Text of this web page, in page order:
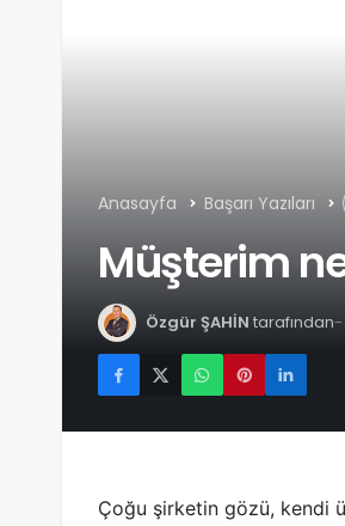
Anasayfa Başarı Yazıları
Müşterim
Özgür ŞAHİN tarafından
Çoğu şirketin gözü, kendi